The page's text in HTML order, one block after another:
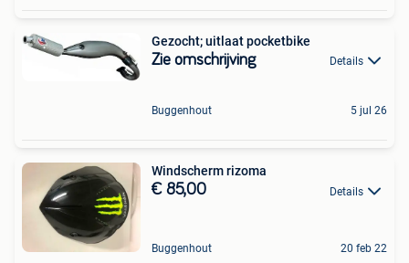
Gezocht; uitlaat pocketbike
Zie omschrijving Details
Buggenhout 5 jul 26
Windscherm rizoma
€ 85,00 Details
Buggenhout 20 feb 22